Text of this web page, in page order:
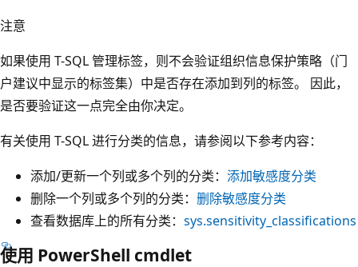
注意
如果使用 T-SQL 管理标签，则不会验证组织信息保护策略（门
户建议中显示的标签集）中是否存在添加到列的标签。 因此，
是否要验证这一点完全由你决定。
有关使用 T-SQL 进行分类的信息，请参阅以下参考内容：
添加/更新一个列或多个列的分类： 添加敏感度分类
删除一个列或多个列的分类： 删除敏感度分类
查看数据库上的所有分类： sys.sensitivity_classifications
使用 PowerShell cmdlet